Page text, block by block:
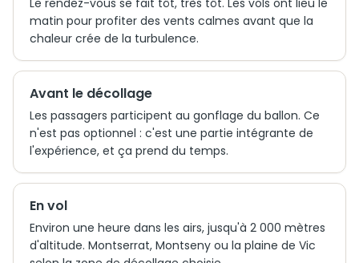
Le rendez-vous se fait tôt, très tôt. Les vols ont lieu le
matin pour profiter des vents calmes avant que la
chaleur crée de la turbulence.
Avant le décollage
Les passagers participent au gonflage du ballon. Ce
n'est pas optionnel : c'est une partie intégrante de
l'expérience, et ça prend du temps.
En vol
Environ une heure dans les airs, jusqu'à 2 000 mètres
d'altitude. Montserrat, Montseny ou la plaine de Vic